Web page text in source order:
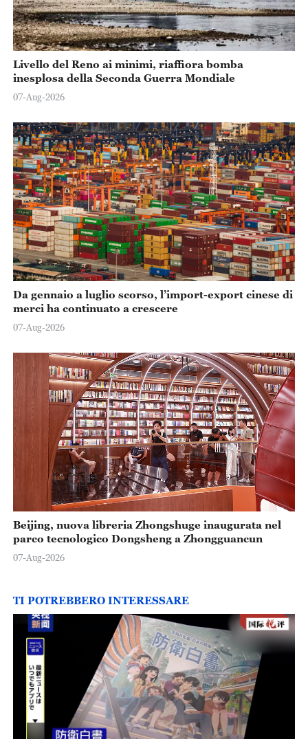
Livello del Reno ai minimi, riaffiora bomba
inesplosa della Seconda Guerra Mondiale
07-Aug-2026
Da gennaio a luglio scorso, l’import-export cinese di
merci ha continuato a crescere
07-Aug-2026
Beijing, nuova libreria Zhongshuge inaugurata nel
parco tecnologico Dongsheng a Zhongguancun
07-Aug-2026
TI POTREBBERO INTERESSARE